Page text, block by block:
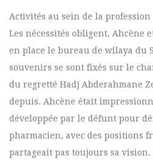
Activités au sein de la profession
Les nécessités obligent, Ahcène
en place le bureau de wilaya du
souvenirs se sont fixés sur le
du regretté Hadj Abderahmane
depuis. Ahcène était
développée par le défunt pour
pharmacien, avec des positions
partageait pas toujours sa